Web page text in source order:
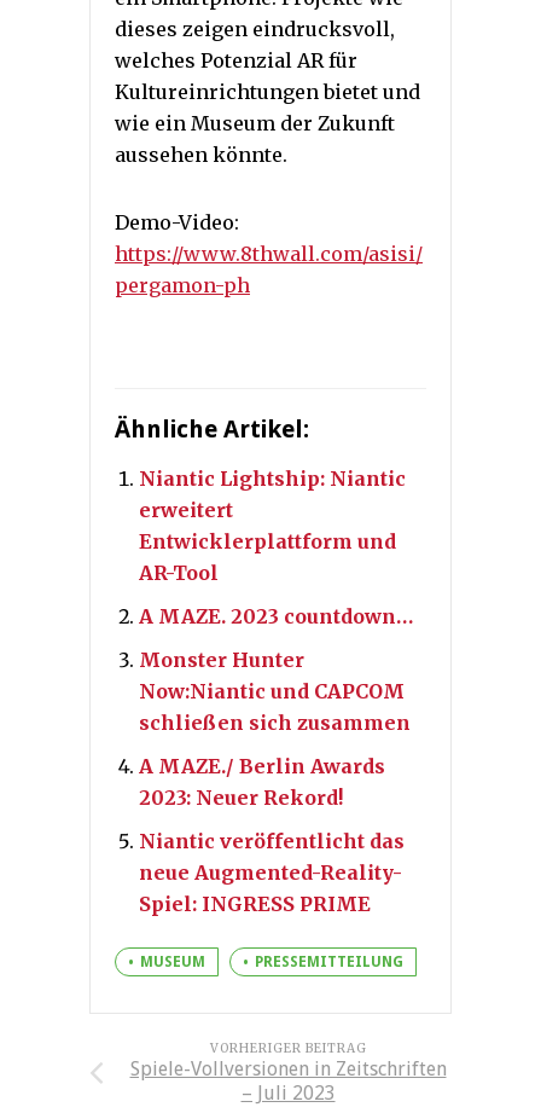
dieses zeigen eindrucksvoll,
welches Potenzial AR für
Kultureinrichtungen bietet und
wie ein Museum der Zukunft
aussehen könnte.
Demo-Video:
https://www.8thwall.com/asisi/
pergamon-ph
Ähnliche Artikel:
Niantic Lightship: Niantic
erweitert
Entwicklerplattform und
AR-Tool
A MAZE. 2023 countdown…
Monster Hunter
Now:Niantic und CAPCOM
schließen sich zusammen
A MAZE./ Berlin Awards
2023: Neuer Rekord!
Niantic veröffentlicht das
neue Augmented-Reality-
Spiel: INGRESS PRIME
MUSEUM PRESSEMITTEILUNG
VORHERIGER BEITRAG
Spiele-Vollversionen in Zeitschriften
– Juli 2023